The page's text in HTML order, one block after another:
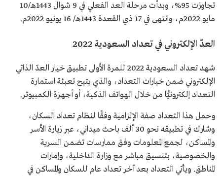
تجاوزت 95%، وبدأت مرحلة العد الفعلي في 9 شوال 1443هـ/10
مايو 2022م، وانتهى في 17 ذي القعدة 1443هـ/ 16 يونيو 2022م.
العدّ الإلكتروني في تعداد السعودية 2022
شهد تعداد السعودية 2022 للمرة الأولى تطبيق خيار العدّ الذاتي
الإلكتروني ضمن خيارات التعداد، والذي يتيح تعبئة استمارة
التعداد إلكترونيًّا من خلال الهواتف الذكية، أو أجهزة الكمبيوتر.
وحمل هذا التعداد صفة الإلزامية وفقًا لنظام تعداد السكان،
وشارك في تطبيقه نحو 30 ألف باحث ميداني، عبر زيارة الأسر
والمساكن، لجمع المعلومات وفق ممارسات تضمن السرية
والخصوصية، بتنسيق مباشر مع وزارة الداخلية، وإمارات
المناطق. ويأتي التعداد بعد آخر تعداد عام للسكان والمساكن في